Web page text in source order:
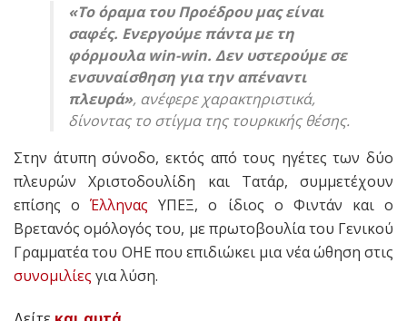
«Το όραμα του Προέδρου μας είναι
σαφές. Ενεργούμε πάντα με τη
φόρμουλα win-win. Δεν υστερούμε σε
ενσυναίσθηση για την απέναντι
πλευρά», ανέφερε χαρακτηριστικά,
δίνοντας το στίγμα της τουρκικής θέσης.
Στην άτυπη σύνοδο, εκτός από τους ηγέτες των δύο
πλευρών Χριστοδουλίδη και Τατάρ, συμμετέχουν
επίσης οΈλληνας ΥΠΕΞ, ο ίδιος ο Φιντάν και ο
Βρετανός ομόλογός του, με πρωτοβουλία του Γενικού
Γραμματέα του ΟΗΕ που επιδιώκει μια νέα ώθηση στις
συνομιλίες για λύση.